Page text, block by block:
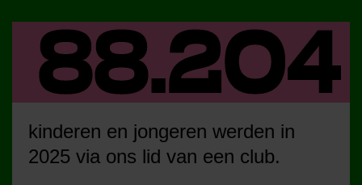
kinderen en jongeren werden in
2025 via ons lid van een club.